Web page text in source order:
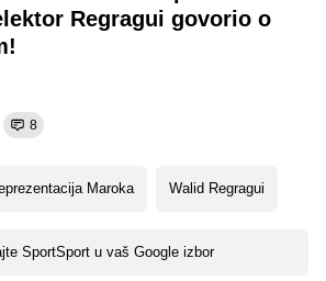
Regragui govorio o
8
Maroka Walid Regragui
SportSport u vaš Google izbor